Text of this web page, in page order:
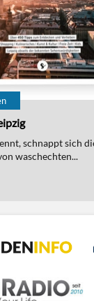
schnappt sich
waschechten...